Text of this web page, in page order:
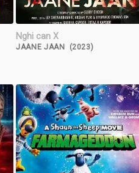
Nghi can X
JAANE JAAN (2023)